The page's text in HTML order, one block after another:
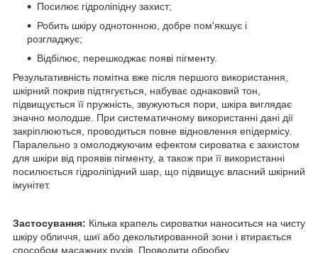
Посилює гідроліпідну захист;
Робить шкіру однотонною, добре пом'якшує і
розгладжує;
Відбілює, перешкоджає появі пігменту.
Результативність помітна вже після першого використання,
шкірний покрив підтягується, набуває однаковий тон,
підвищується її пружність, звужуються пори, шкіра виглядає
значно молодше. При систематичному використанні дані дії
закріплюються, проводиться повне відновлення епідермісу.
Паралельно з омолоджуючим ефектом сироватка є захистом
для шкіри від проявів пігменту, а також при її використанні
посилюється гідроліпідний шар, що підвищує власний шкірний
імунітет.
Застосування: Кілька крапель сироватки наноситься на чисту
шкіру обличчя, шиї або декольтированной зони і втирається
способом масажних рухів. Проводити обробку